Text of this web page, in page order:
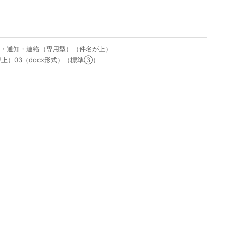
知・連絡（専用型）（件名が上）
上）03（docx形式）（標準③）